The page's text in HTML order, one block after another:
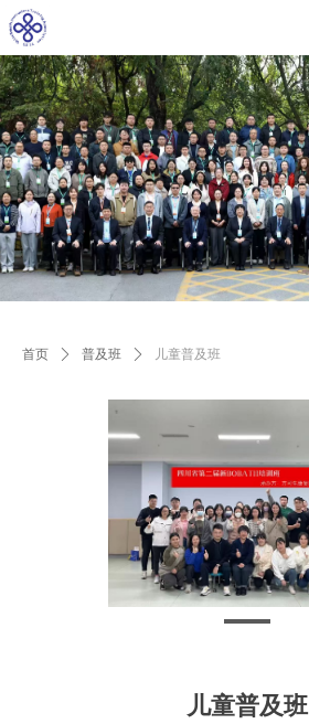
首页 ꄲ 普及班 ꄲ 儿童普及班
儿童普及班